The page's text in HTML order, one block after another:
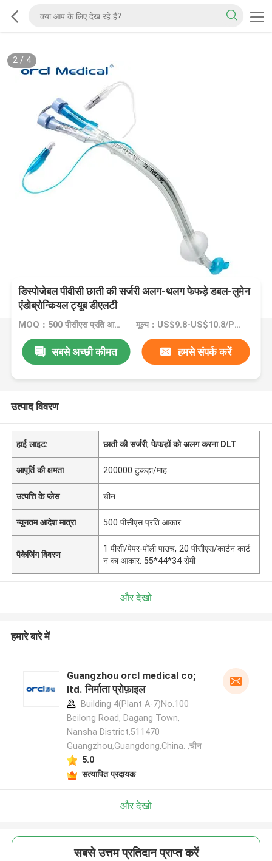
2/ 4
डिस्पोजेबल पीवीसी छाती की सर्जरी अलग-थलग फेफड़े डबल-लुमेन
एंडोब्रोन्कियल ट्यूब डीएलटी
MOQ：500 पीसीएस प्रति आकार मूल्य：US$9.8-US$10.8/Piece
सबसे अच्छी कीमत हमसे संपर्क करें
उत्पाद विवरण
हाई लाइट: छाती की सर्जरी,फेफड़ों को अलग करना DLT
आपूर्ति की क्षमता 200000 टुकड़ा/माह
उत्पत्ति के प्लेस चीन
न्यूनतम आदेश मात्रा 500 पीसीएस प्रति आकार
पैकेजिंग विवरण
1 पीसी/पेपर-पॉली पाउच, 20 पीसीएस/कार्टन कार्ट
न का आकार: 55*44*34 सेमी
और देखो
हमारे बारे में
Guangzhou orcl medical co;
ltd. निर्माता प्रोफ़ाइल
Building 4(Plant A-7)No.100
Beilong Road, Dagang Town,
Nansha District,511470
Guangzhou,Guangdong,China. ,चीन
5.0
सत्यापित प्रदायक
और देखो
सबसे उत्तम प्रतिदान प्राप्त करें